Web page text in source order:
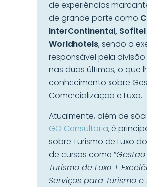
de experiências
de grande porte como
InterContinental, Sofitel
Worldhotels, sendo a
responsável pela divisão
nas duas últimas, o que
conhecimento sobre
Comercialização e Luxo.
Atualmente, além de
GO Consultoria, é
sobre Turismo de Luxo
de cursos como “
Turismo de Luxo +
Serviços para Turismo e